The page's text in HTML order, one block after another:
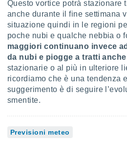
Questo vortice potrà stazionare
anche durante il fine settimana
situazione quindi in le regioni
poche nubi e qualche nebbia o
maggiori continuano invece
da nubi e piogge a tratti
stazionarie o al più in ulteriore
ricordiamo che è una tendenza
suggerimento è di seguire
smentite.
Previsioni meteo